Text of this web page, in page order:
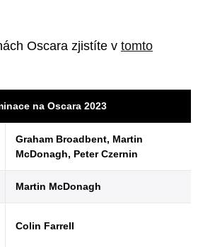
Oscara zjistíte v tomto
na Oscara 2023
Graham Broadbent, Martin
McDonagh, Peter Czernin
Martin McDonagh
Colin Farrell